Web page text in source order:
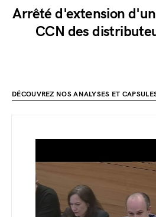
Arrêté d'extension
CCN des
DÉCOUVREZ NOS ANALYSES ET